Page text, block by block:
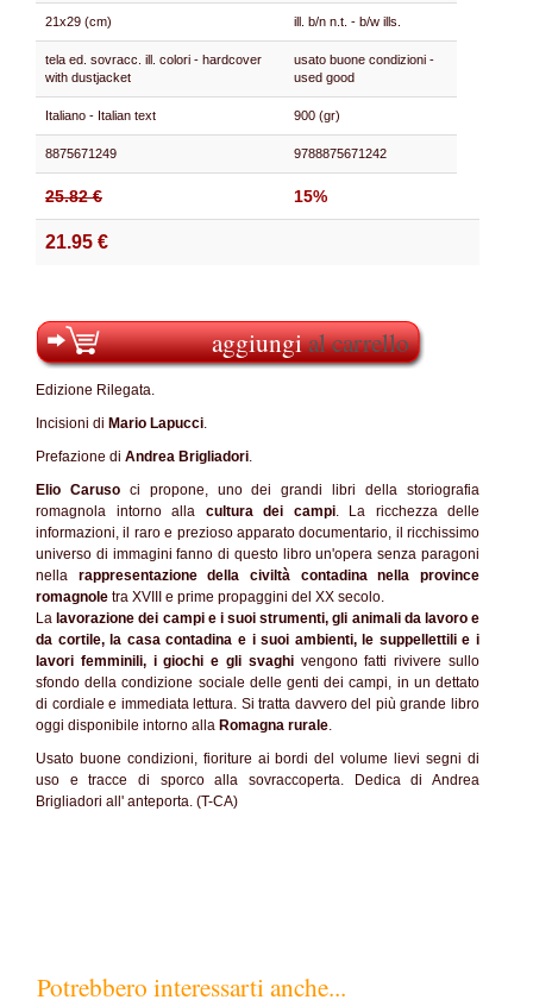
21x29 (cm) ill. b/n n.t. - b/w ills.
tela ed. sovracc. ill. colori - hardcover
with dustjacket
usato buone condizioni -
used good
Italiano - Italian text 900 (gr)
8875671249 9788875671242
25.82 € 15%
21.95 €
aggiungial carrello
Edizione Rilegata.
Incisioni di Mario Lapucci.
Prefazione di Andrea Brigliadori.
Elio Carusoci propone, uno dei grandi libri della storiografia
romagnola intorno alla cultura dei campi. La ricchezza delle
informazioni, il raro e prezioso apparato documentario, il ricchissimo
universo di immagini fanno di questo libro un'opera senza paragoni
nella rappresentazione della civiltà contadina nella province
romagnole tra XVIII e prime propaggini del XX secolo.
La lavorazione dei campi e i suoi strumenti, gli animali da lavoro e
da cortile, la casa contadina e i suoi ambienti, le suppellettili e i
lavori femminili, i giochi e gli svaghivengono fatti rivivere sullo
sfondo della condizione sociale delle genti dei campi, in un dettato
di cordiale e immediata lettura. Si tratta davvero del più grande libro
oggi disponibile intorno alla Romagna rurale.
Usato buone condizioni, fioriture ai bordi del volume lievi segni di
uso e tracce di sporco alla sovraccoperta. Dedica di Andrea
Brigliadori all' anteporta. (T-CA)
Potrebbero interessarti anche...